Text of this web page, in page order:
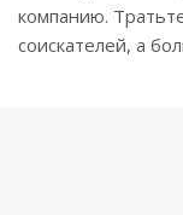
компанию.
соискателей, а